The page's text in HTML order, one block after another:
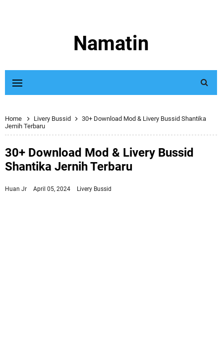
Namatin
Home Livery Bussid
30+ Download Mod & Livery Bussid Shantika
Jernih Terbaru
30+ Download Mod & Livery Bussid
Shantika Jernih Terbaru
Huan Jr April 05, 2024 Livery Bussid